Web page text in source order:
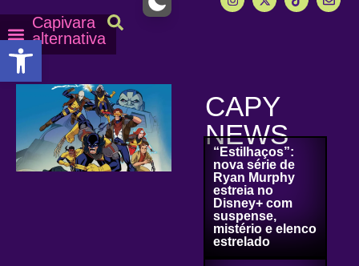
Capivara
alternativa
CAPY
NEWS
“Estilhaços”:
nova série de
Ryan Murphy
estreia no
Disney+ com
suspense,
mistério e elenco
estrelado
Abrir a barra de ferramentas